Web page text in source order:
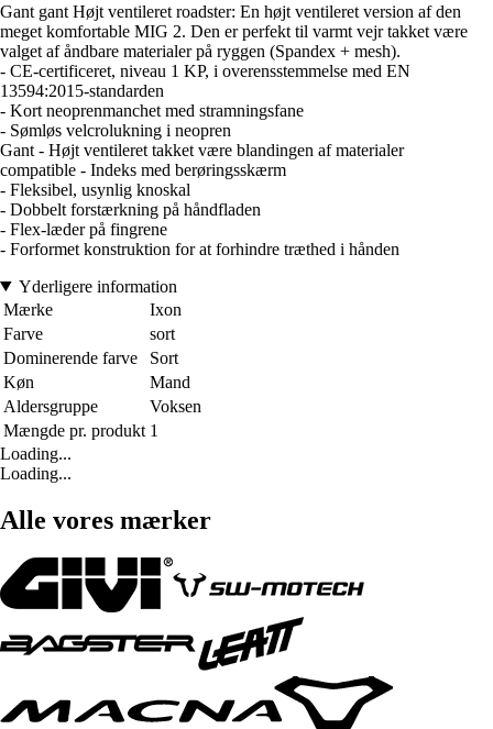
Gant gant Højt ventileret roadster: En højt ventileret version af den
meget komfortable MIG 2. Den er perfekt til varmt vejr takket være
valget af åndbare materialer på ryggen (Spandex + mesh).
- CE-certificeret, niveau 1 KP, i overensstemmelse med EN
13594:2015-standarden
- Kort neoprenmanchet med stramningsfane
- Sømløs velcrolukning i neopren
Gant - Højt ventileret takket være blandingen af materialer
compatible - Indeks med berøringsskærm
- Fleksibel, usynlig knoskal
- Dobbelt forstærkning på håndfladen
- Flex-læder på fingrene
- Forformet konstruktion for at forhindre træthed i hånden
Yderligere information
Mærke
Ixon
Farve
sort
Dominerende farve
Sort
Køn
Mand
Aldersgruppe
Voksen
Mængde pr. produkt 1
Loading...
Loading...
Alle vores mærker